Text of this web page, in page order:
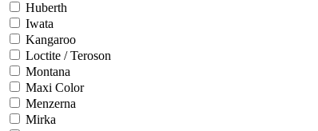
Huberth
Iwata
Kangaroo
Loctite / Teroson
Montana
Maxi Color
Menzerna
Mirka